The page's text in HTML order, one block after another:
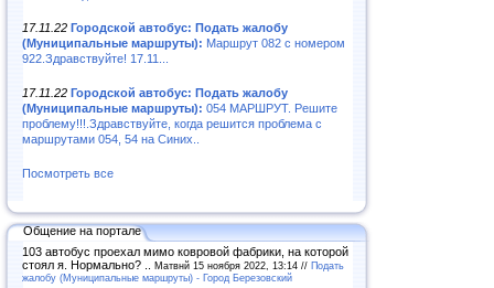
17.11.22 Городской автобус: Подать жалобу
(Муниципальные маршруты): Маршрут 082 с номером
922.Здравствуйте! 17.11...
17.11.22 Городской автобус: Подать жалобу
(Муниципальные маршруты): 054 МАРШРУТ. Решите
проблему!!!.Здравствуйте, когда решится проблема с
маршрутами 054, 54 на Синих..
Посмотреть все
Общение на портале
103 автобус проехал мимо ковровой фабрики, на которой
стоял я. Нормально? .. Матвнй 15 ноября 2022, 13:14 // Подать
жалобу (Муниципальные маршруты) - Город Березовский